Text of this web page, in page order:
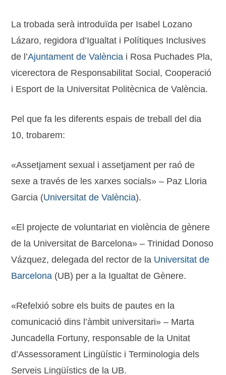
La trobada serà introduïda per Isabel Lozano
Lázaro, regidora d’Igualtat i Polítiques Inclusives
de l’Ajuntament de València i Rosa Puchades Pla,
vicerectora de Responsabilitat Social, Cooperació
i Esport de la Universitat Politècnica de València.
Pel que fa les diferents espais de treball del dia
10, trobarem:
«Assetjament sexual i assetjament per raó de
sexe a través de les xarxes socials» – Paz Lloria
Garcia (Universitat de València).
«El projecte de voluntariat en violència de gènere
de la Universitat de Barcelona» – Trinidad Donoso
Vázquez, delegada del rector de la Universitat de
Barcelona (UB) per a la Igualtat de Gènere.
«Refelxió sobre els buits de pautes en la
comunicació dins l’àmbit universitari» – Marta
Juncadella Fortuny, responsable de la Unitat
d’Assessorament Lingüístic i Terminologia dels
Serveis Lingüístics de la UB.